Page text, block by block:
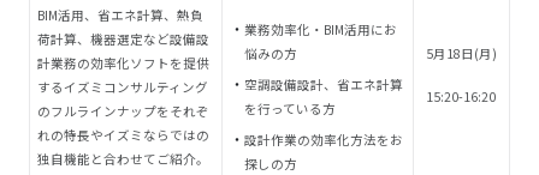
BIM活用、省エネ計算、熱負
荷計算、機器選定など設備設
計業務の効率化ソフトを提供
するイズミコンサルティング
のフルラインナップをそれぞ
れの特長やイズミならではの
独自機能と合わせてご紹介。
業務効率化・BIM活用にお
悩みの方
空調設備設計、省エネ計算
を行っている方
設計作業の効率化方法をお
探しの方
5月18日(月)
15:20-16:20